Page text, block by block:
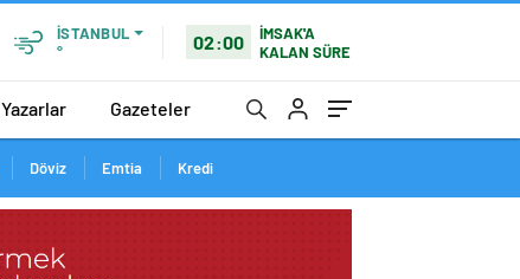
İSTANBUL
°
02:00
İMSAK'A
KALAN SÜRE
Yazarlar Gazeteler
Döviz Emtia Kredi